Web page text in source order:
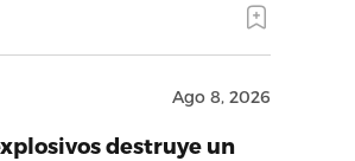
Ago 8, 2026
destruye un